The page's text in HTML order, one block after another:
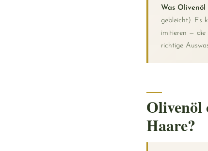
Was
gebleicht). Es
imitieren — die
richtige
Olivenöl
Haare?